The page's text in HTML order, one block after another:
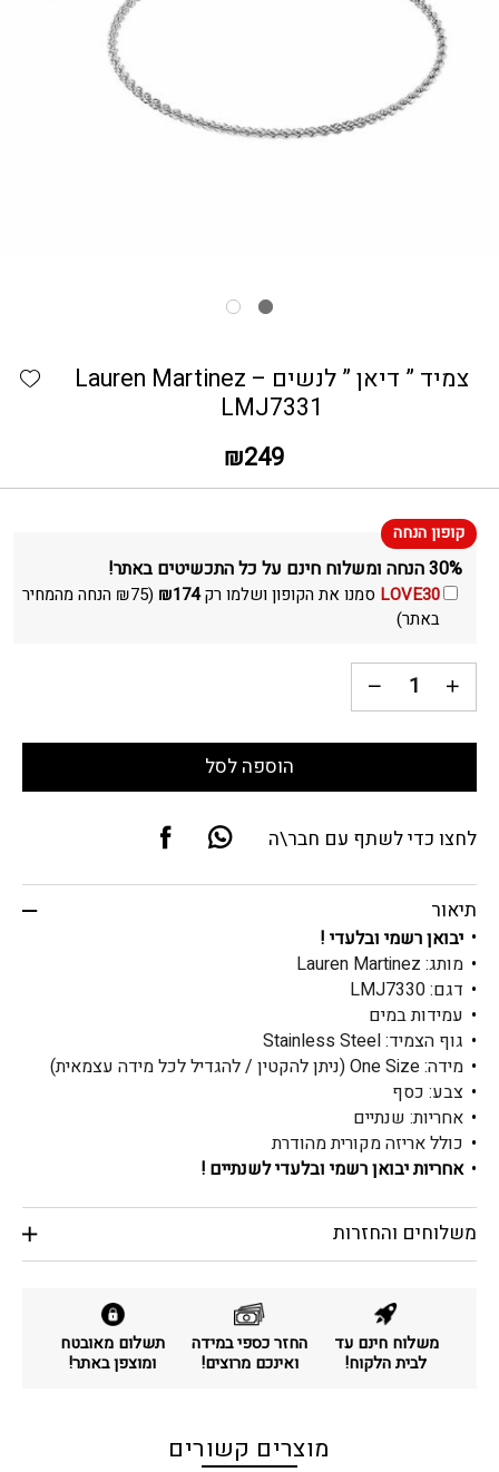
צמיד ” דיאן ” לנשים – Lauren Martinez
LMJ7331
₪249
30% הנחה ומשלוח חינם על כל התכשיטים באתר!
LOVE30 סמנו את הקופון ושלמו רק ₪174
(
₪75
הנחה מהמחיר
באתר)
הוספה לסל
לחצו כדי לשתף עם חבר\ה
תיאור
יבואן רשמי ובלעדי !
מותג: Lauren Martinez
דגם: LMJ7330
עמידות במים
גוף הצמיד: Stainless Steel
מידה: One Size (ניתן להקטין / להגדיל לכל מידה עצמאית)
צבע: כסף
אחריות: שנתיים
כולל אריזה מקורית מהודרת
אחריות יבואן רשמי ובלעדי לשנתיים !
משלוחים והחזרות
משלוח חינם עד
לבית הלקוח!
החזר כספי במידה
ואינכם מרוצים!
תשלום מאובטח
ומוצפן באתר!
מוצרים קשורים